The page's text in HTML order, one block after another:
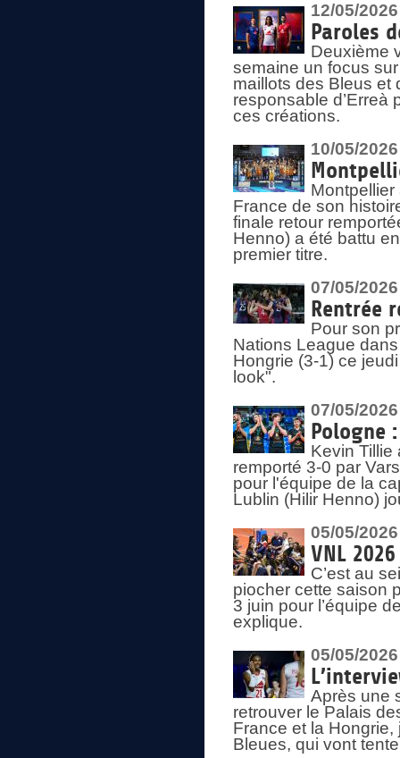
12/05/2026
Paroles
Deuxième
semaine un focus
maillots des Bleus et
responsable d’Erreà
ces créations.
10/05/2026
France de son
finale retour
Henno) a été battu
premier titre.
07/05/2026
Rentrée
Pour son
Nations League
Hongrie (3-1) ce
look".
07/05/2026
Pologne
Kevin Tillie
remporté 3-0 par
pour l'équipe de la
Lublin (Hilir Henno)
05/05/2026
VNL
C’est au
piocher cette saison
3 juin pour l’équipe
explique.
05/05/2026
Après une
retrouver le Palais
France et la Hongrie,
Bleues, qui vont